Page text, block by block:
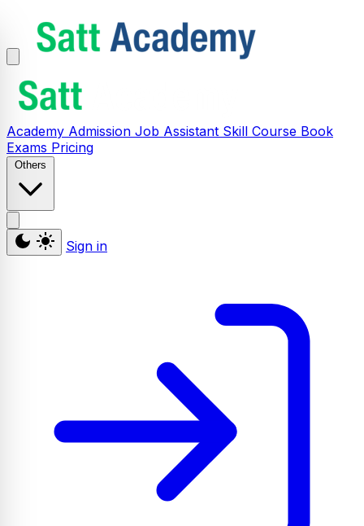
Academy Admission Job Assistant Skill Course Book
Exams Pricing
Others
Sign in